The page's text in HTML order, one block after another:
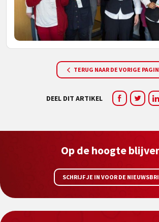
TERUG NAAR DE VORIGE
DEEL DIT ARTIKEL
Op de hoogte
SCHRIJF JE IN VOOR DE